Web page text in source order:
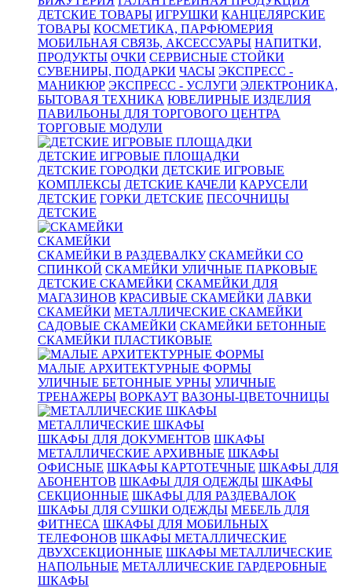
ДЕТСКИЕ ТОВАРЫ ИГРУШКИ КАНЦЕЛЯРСКИЕ
ТОВАРЫ КОСМЕТИКА, ПАРФЮМЕРИЯ
МОБИЛЬНАЯ СВЯЗЬ, АКСЕССУАРЫ НАПИТКИ,
ПРОДУКТЫ ОЧКИ СЕРВИСНЫЕ СТОЙКИ
СУВЕНИРЫ, ПОДАРКИ ЧАСЫ ЭКСПРЕСС -
МАНИКЮР ЭКСПРЕСС - УСЛУГИ ЭЛЕКТРОНИКА,
БЫТОВАЯ ТЕХНИКА ЮВЕЛИРНЫЕ ИЗДЕЛИЯ
ПАВИЛЬОНЫ ДЛЯ ТОРГОВОГО ЦЕНТРА
ТОРГОВЫЕ МОДУЛИ
ДЕТСКИЕ ИГРОВЫЕ ПЛОЩАДКИ
ДЕТСКИЕ ГОРОДКИ ДЕТСКИЕ ИГРОВЫЕ
КОМПЛЕКСЫ ДЕТСКИЕ КАЧЕЛИ КАРУСЕЛИ
ДЕТСКИЕ ГОРКИ ДЕТСКИЕ ПЕСОЧНИЦЫ
ДЕТСКИЕ
СКАМЕЙКИ
СКАМЕЙКИ В РАЗДЕВАЛКУ СКАМЕЙКИ СО
СПИНКОЙ СКАМЕЙКИ УЛИЧНЫЕ ПАРКОВЫЕ
ДЕТСКИЕ СКАМЕЙКИ СКАМЕЙКИ ДЛЯ
МАГАЗИНОВ КРАСИВЫЕ СКАМЕЙКИ ЛАВКИ
СКАМЕЙКИ МЕТАЛЛИЧЕСКИЕ СКАМЕЙКИ
САДОВЫЕ СКАМЕЙКИ СКАМЕЙКИ БЕТОННЫЕ
СКАМЕЙКИ ПЛАСТИКОВЫЕ
МАЛЫЕ АРХИТЕКТУРНЫЕ ФОРМЫ
УЛИЧНЫЕ БЕТОННЫЕ УРНЫ УЛИЧНЫЕ
ТРЕНАЖЕРЫ ВОРКАУТ ВАЗОНЫ-ЦВЕТОЧНИЦЫ
МЕТАЛЛИЧЕСКИЕ ШКАФЫ
ШКАФЫ ДЛЯ ДОКУМЕНТОВ ШКАФЫ
МЕТАЛЛИЧЕСКИЕ АРХИВНЫЕ ШКАФЫ
ОФИСНЫЕ ШКАФЫ КАРТОТЕЧНЫЕ ШКАФЫ ДЛЯ
АБОНЕНТОВ ШКАФЫ ДЛЯ ОДЕЖДЫ ШКАФЫ
СЕКЦИОННЫЕ ШКАФЫ ДЛЯ РАЗДЕВАЛОК
ШКАФЫ ДЛЯ СУШКИ ОДЕЖДЫ МЕБЕЛЬ ДЛЯ
ФИТНЕСА ШКАФЫ ДЛЯ МОБИЛЬНЫХ
ТЕЛЕФОНОВ ШКАФЫ МЕТАЛЛИЧЕСКИЕ
ДВУХСЕКЦИОННЫЕ ШКАФЫ МЕТАЛЛИЧЕСКИЕ
НАПОЛЬНЫЕ МЕТАЛЛИЧЕСКИЕ ГАРДЕРОБНЫЕ
ШКАФЫ